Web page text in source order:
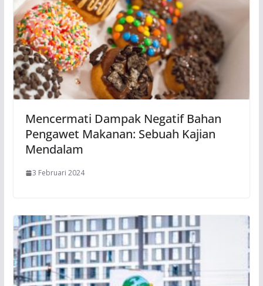
Mencermati Dampak Negatif Bahan
Pengawet Makanan: Sebuah Kajian
Mendalam
3 Februari 2024